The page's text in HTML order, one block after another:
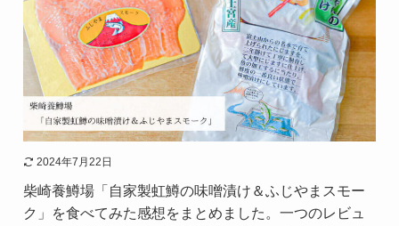
2024年7月22日
柴崎養鱒場「自家製虹鱒の味噌漬け＆ふじやまスモー
ク」を食べてみた感想をまとめました。一つのレビュ